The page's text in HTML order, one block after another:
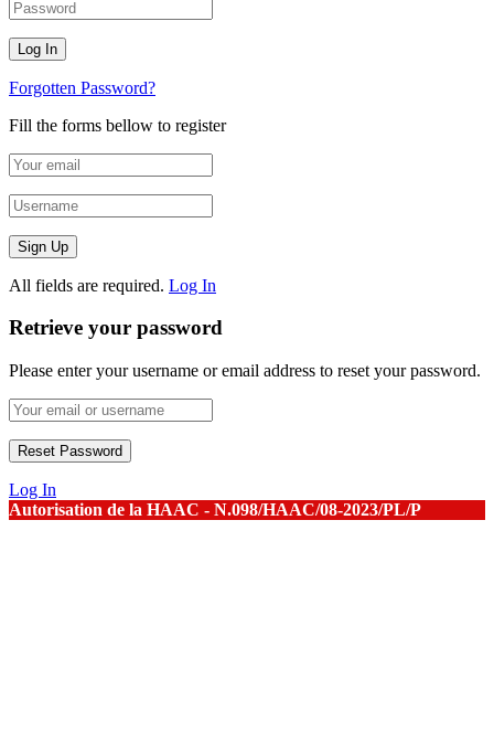
Forgotten Password?
Fill the forms bellow to register
All fields are required. Log In
Retrieve your password
Please enter your username or email address to reset your password.
Log In
Autorisation de la HAAC - N.098/HAAC/08-2023/PL/P